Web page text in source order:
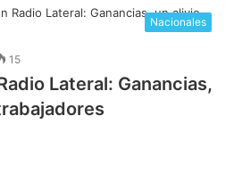
Nacionales
15
Lateral: Ganancias,